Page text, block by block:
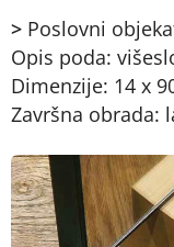
> Poslovni
Opis poda:
Dimenzije: 14 x
Završna obrada: